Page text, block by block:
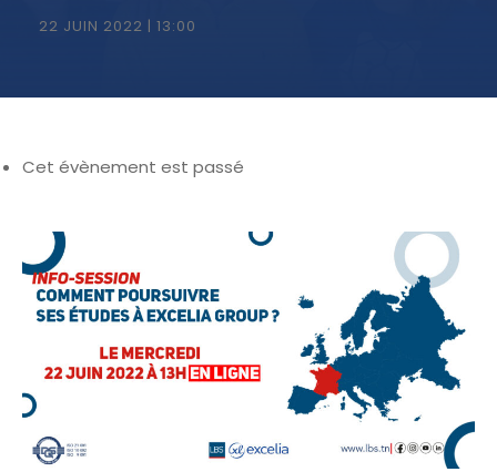
22 JUIN 2022 | 13:00
Cet évènement est passé